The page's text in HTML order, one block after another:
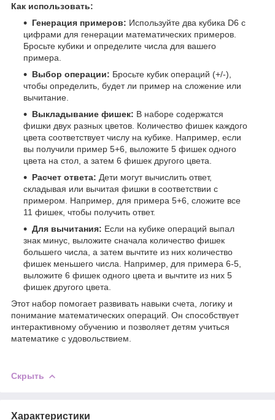
Как использовать:
Генерация примеров: Используйте два кубика D6 с
цифрами для генерации математических примеров.
Бросьте кубики и определите числа для вашего
примера.
Выбор операции: Бросьте кубик операций (+/-),
чтобы определить, будет ли пример на сложение или
вычитание.
Выкладывание фишек: В наборе содержатся
фишки двух разных цветов. Количество фишек каждого
цвета соответствует числу на кубике. Например, если
вы получили пример 5+6, выложите 5 фишек одного
цвета на стол, а затем 6 фишек другого цвета.
Расчет ответа: Дети могут вычислить ответ,
складывая или вычитая фишки в соответствии с
примером. Например, для примера 5+6, сложите все
11 фишек, чтобы получить ответ.
Для вычитания: Если на кубике операций выпал
знак минус, выложите сначала количество фишек
большего числа, а затем вычтите из них количество
фишек меньшего числа. Например, для примера 6-5,
выложите 6 фишек одного цвета и вычтите из них 5
фишек другого цвета.
Этот набор помогает развивать навыки счета, логику и
понимание математических операций. Он способствует
интерактивному обучению и позволяет детям учиться
математике с удовольствием.
Скрыть
Характеристики